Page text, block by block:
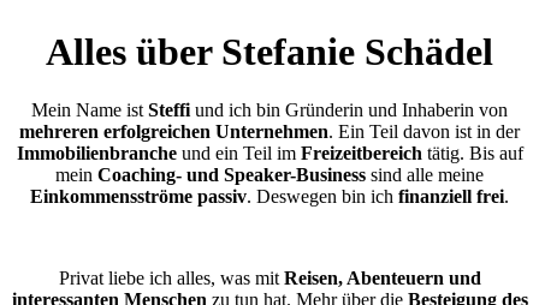
Alles über Stefanie Schädel
Mein Name ist Steffi und ich bin Gründerin und Inhaberin von
mehreren erfolgreichen Unternehmen. Ein Teil davon ist in der
Immobilienbrancheund ein Teil im Freizeitbereich tätig. Bis auf
mein Coaching- und Speaker-Business sind alle meine
Einkommensströme passiv. Deswegen bin ich finanziell frei.
Privat liebe ich alles, was mit Reisen, Abenteuern und
interessanten Menschen zu tun hat. Mehr über die Besteigung des